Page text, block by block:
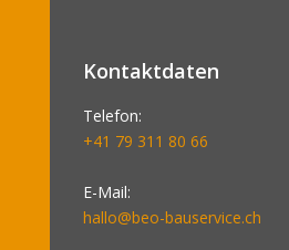
Kontaktdaten
Telefon:
+41 79 311 80 66
E-Mail:
hallo@beo-bauservice.ch